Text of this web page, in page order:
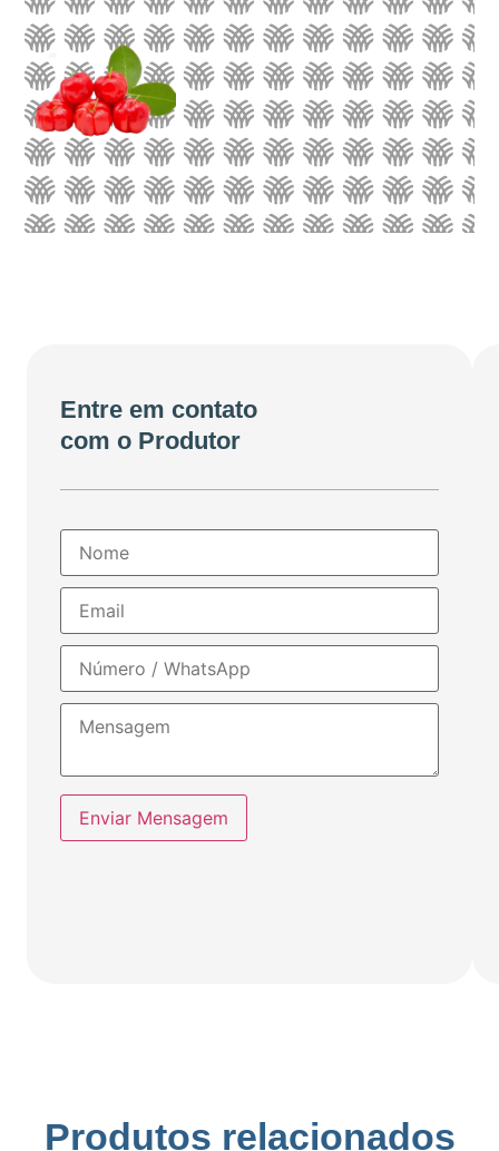
Entre em contato
com o Produtor
Enviar Mensagem
Produtos relacionados